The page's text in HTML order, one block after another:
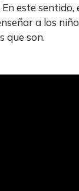
este sentido,
a los
que son.